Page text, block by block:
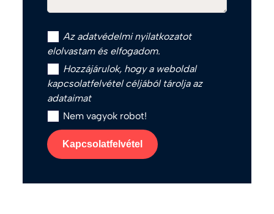
Az adatvédelmi nyilatkozatot
elolvastam és elfogadom.
Hozzájárulok, hogy a weboldal
kapcsolatfelvétel céljából tárolja az
adataimat
Nem vagyok robot!
Kapcsolatfelvétel